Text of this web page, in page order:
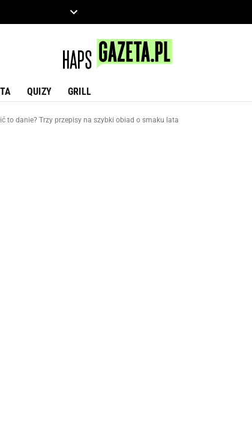
QUIZY GRILL
to danie? Trzy przepisy na szybki obiad o smaku lata